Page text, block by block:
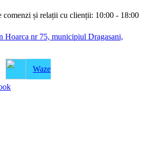
comenzi și relații cu clienții: 10:00 - 18:00
Hoarca nr 75, municipiul Dragasani,
Waze